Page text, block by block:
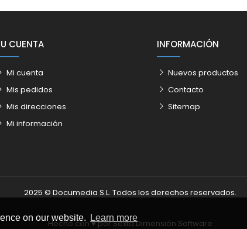
on our website. Learn more
CUENTA
Mi cuenta
Mis pedidos
Mis direcciones
Mi información
INFORMACIÓN
Nuevos productos
Contacto
Sitemap
2025 © Documedia S.L. Todos los derechos reservados.
Hecho con ♥️ porSexta Dimensión Software